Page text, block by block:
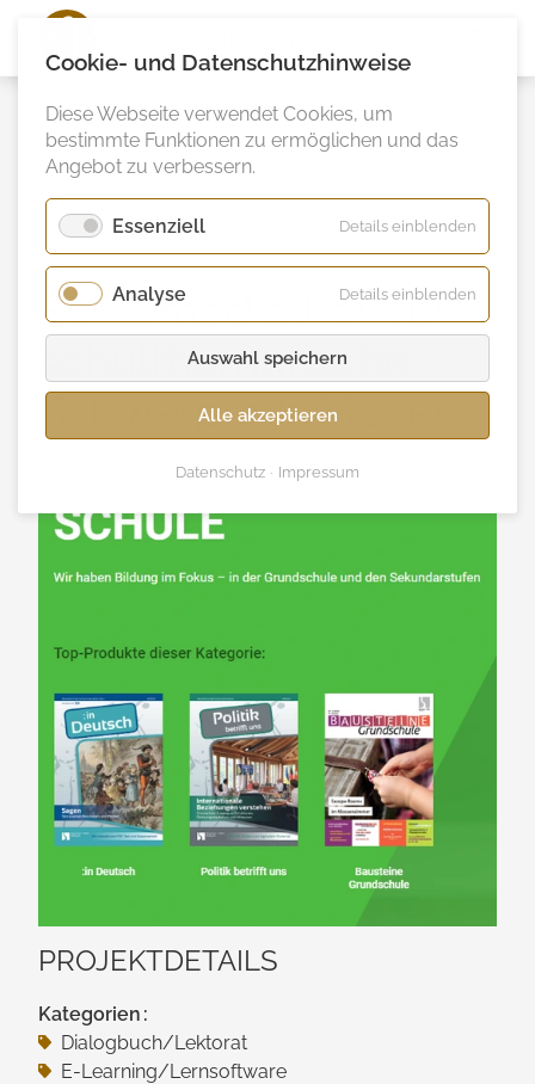
Schulmediathek für
schulthematische
Schwerpunktfächer
PROJEKTDETAILS
Kategorien
Dialogbuch/​Lektorat
E-Learning/​Lernsoftware
Cookie- und Datenschutzhinweise
Diese Webseite verwendet Cookies, um
bestimmte Funktionen zu ermöglichen und das
Angebot zu verbessern.
Essenziell Details einblenden
Analyse Details einblenden
Analyse
Auswahl speichern
Alle akzeptieren
Datenschutz Impressum